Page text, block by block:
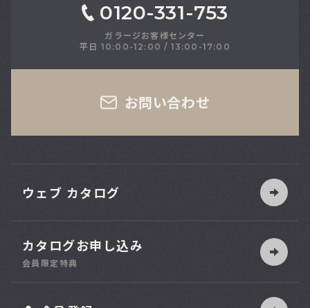
0120-331-753
ガラージお客様センター
平日 10:00-12:00 / 13:00-17:00
お問い合わせ
ウェブ カタログ
カタログお申し込み
会員限定特典